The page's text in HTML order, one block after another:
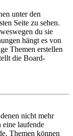
unter den
Seite zu sehen.
du sie
hängt es von
Themen erstellen
die Board-
nicht mehr
eine laufende
Themen können